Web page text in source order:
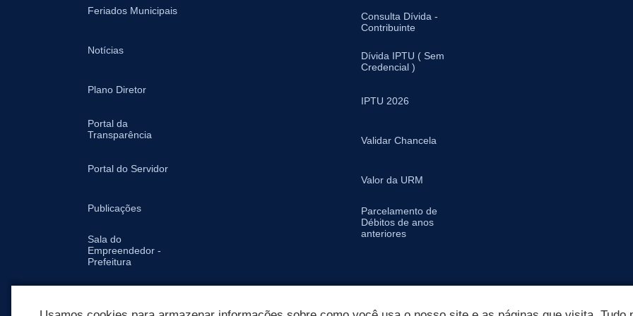
Feriados Municipais
Notícias
Plano Diretor
Portal da
Transparência
Portal do Servidor
Publicações
Sala do
Empreendedor -
Prefeitura
Consulta Dívida -
Contribuinte
Dívida IPTU ( Sem
Credencial )
IPTU 2026
Validar Chancela
Valor da URM
Parcelamento de
Débitos de anos
anteriores